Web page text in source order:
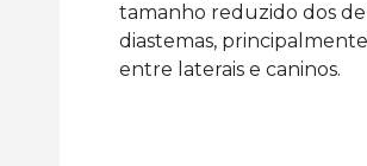
tamanho reduzido dos
diastemas,
entre laterais e caninos.